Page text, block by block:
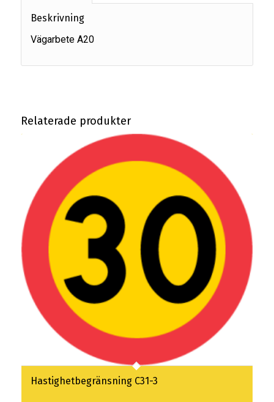
Beskrivning
Vägarbete A20
Relaterade produkter
Hastighetbegränsning C31-3